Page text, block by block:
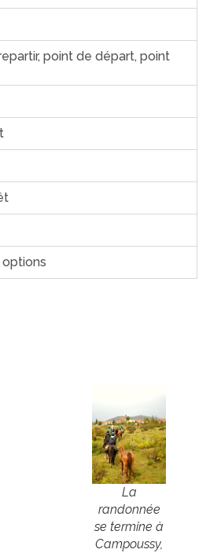
point de départ, point
La
randonnée
se termine à
Campoussy,